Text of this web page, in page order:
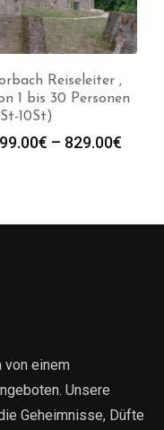
Reiseleiter ,
1 bis 30 Personen
10St)
€ – 829.00€
von einem
Unsere
Geheimnisse, Düfte